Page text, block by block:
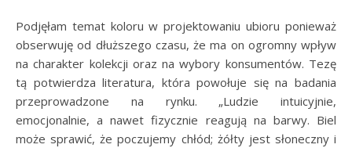
Podjęłam temat koloru w projektowaniu ubioru ponieważ
obserwuję od dłuższego czasu, że ma on ogromny wpływ
na charakter kolekcji oraz na wybory konsumentów. Tezę
tą potwierdza literatura, która powołuje się na badania
przeprowadzone na rynku. „Ludzie intuicyjnie,
emocjonalnie, a nawet fizycznie reagują na barwy. Biel
może sprawić, że poczujemy chłód; żółty jest słoneczny i